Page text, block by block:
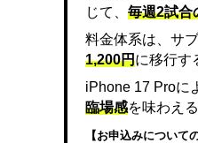
じて、 毎週2試合
料金体系は、サ
1,200円に移行す
iPhone 17 Proに
臨場感を味わえ
【お申込みについて